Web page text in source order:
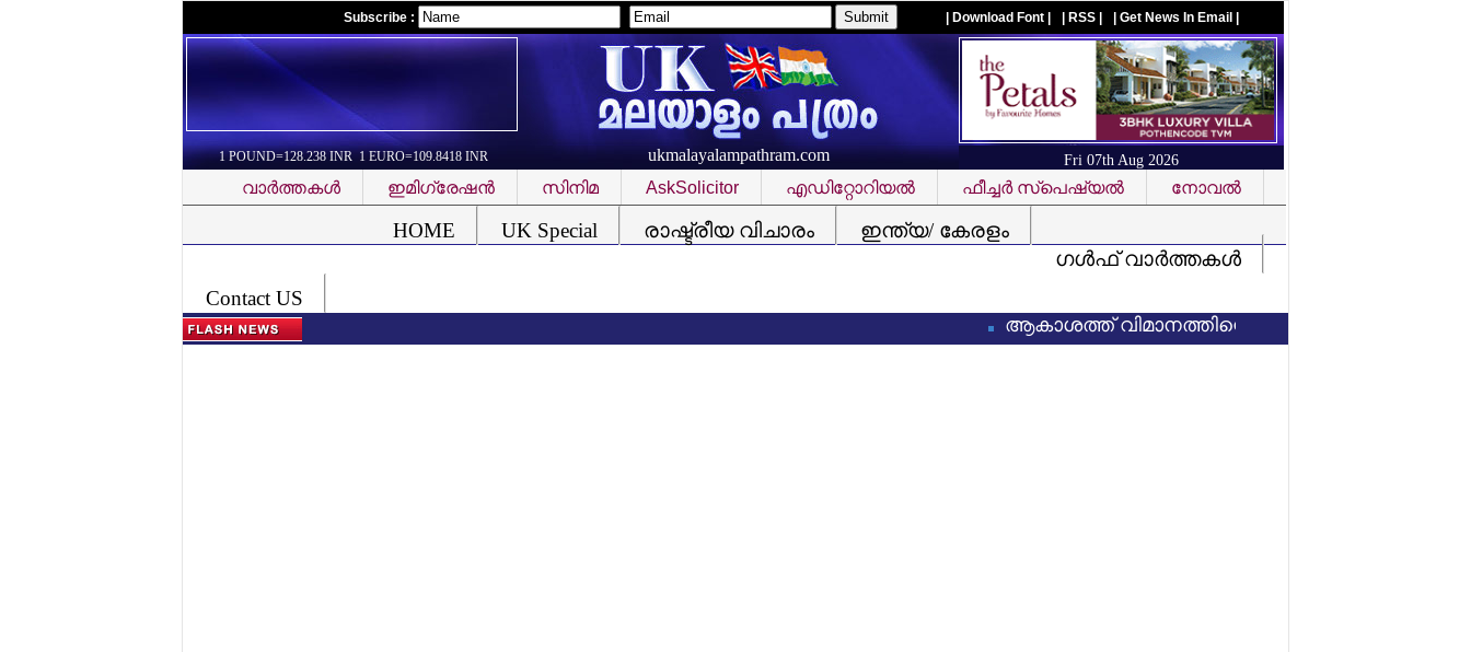
Subscribe : | Download Font | | RSS | | Get News In Email |
1 POUND=128.238 INR 1 EURO=109.8418 INR ukmalayalampathram.com Fri 07th Aug 2026
വാര്‍ത്തകള്‍ ഇമിഗ്രേഷന്‍ സിനിമ AskSolicitor എഡിറ്റോറിയല്‍ ഫീച്ചര്‍ സ്‌പെഷ്യല്‍
നോവല്‍
HOME UK Special രാഷ്ട്രീയ വിചാരം
ഇന്ത്യ/ കേരളം
ഗള്‍ഫ് വാര്‍ത്തകള്‍
Contact US
ആകാശത്ത് വിമാനത്തിന്റെ എമര്‍ജന്‍സി വാതില്‍